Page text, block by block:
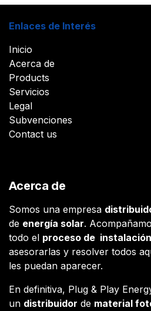
Enlaces de Interés
Inicio
Acerca de
Products
Servicios
Legal
Subvenciones
Contact us
Acerca de
Somos una empresa
de energía solar.
todo el proceso de instalación
asesorarlas y resolver todos
les puedan aparecer.
En definitiva, Plug & Play
un distribuidor de material